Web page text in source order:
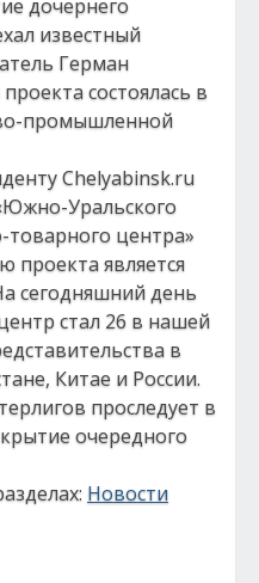
дочернего
известный
Герман
состоялась в
промышленной
Chelyabinsk.ru
Уральского
товарного центра»
проекта является
сегодняшний день
стал 26 в нашей
в
Китае и России.
проследует в
очередного
Новости